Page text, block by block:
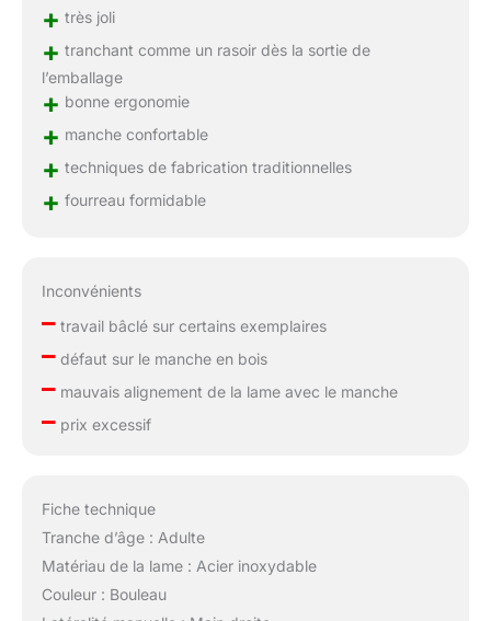
+ très joli
+ tranchant comme un rasoir dès la sortie de
l’emballage
+ bonne ergonomie
+ manche confortable
+ techniques de fabrication traditionnelles
+ fourreau formidable
Inconvénients
–travail bâclé sur certains exemplaires
–défaut sur le manche en bois
–mauvais alignement de la lame avec le manche
–prix excessif
Fiche technique
Tranche d’âge : Adulte
Matériau de la lame : Acier inoxydable
Couleur : Bouleau